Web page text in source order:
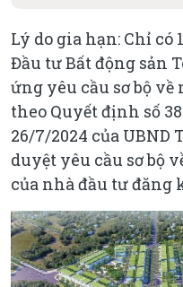
Lý do gia hạn: Chỉ có
Đầu tư Bất động sản
ứng yêu cầu sơ bộ
theo Quyết định số
26/7/2024 của UBND
duyệt yêu cầu sơ bộ
của nhà đầu tư đăng